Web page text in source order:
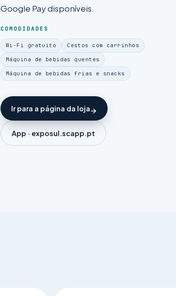
Google Pay disponíveis.
COMODIDADES
Wi-Fi gratuito Cestos com carrinhos
Máquina de bebidas quentes
Máquina de bebidas frias e snacks
Ir para a página da loja
App · exposul.scapp.pt